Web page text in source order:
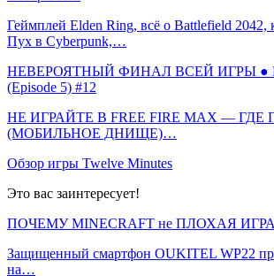
Геймплей Elden Ring, всё о Battlefield
Пух в Cyberpunk,…
НЕВЕРОЯТНЫЙ ФИНАЛ ВСЕЙ ИГРЫ ●
(Episode 5) #12
НЕ ИГРАЙТЕ В FREE FIRE MAX — ГДЕ
(МОБИЛЬНОЕ ДНИЩЕ)…
Обзор игры Twelve Minutes
Это вас заинтересует!
ПОЧЕМУ MINECRAFT не ПЛОХАЯ
Защищенный смартфон OUKITEL WP22
на…